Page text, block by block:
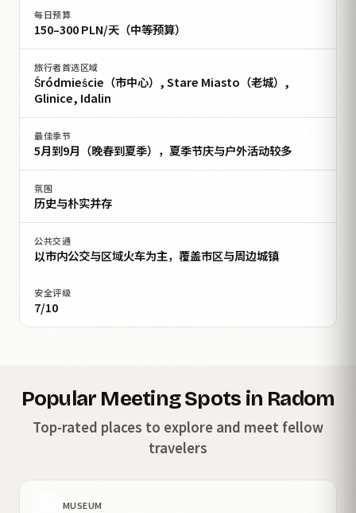
每日预算
150–300 PLN/天（中等预算）
旅行者首选区域
Śródmieście（市中心）, Stare Miasto（老城）,
Glinice, Idalin
最佳季节
5月到9月（晚春到夏季），夏季节庆与户外活动较多
氛围
历史与朴实并存
公共交通
以市内公交与区域火车为主，覆盖市区与周边城镇
安全评级
7/10
Popular Meeting Spots in Radom
Top-rated places to explore and meet fellow
travelers
MUSEUM